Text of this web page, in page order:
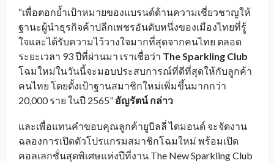
“เพื่อตอกย้ำเป้าหมายของแบรนด์ด้านความเชี่ยวชาญให้
ฐานะผู้นำธุรกิจค้าปลีกเพชรอันดับหนึ่งของเมืองไทยที่รู้
ใจและได้รับความไว้วางใจมากที่สุดจากคนไทย ตลอด
ระยะเวลา 93 ปีที่ผ่านมา เราเชื่อว่า The Sparkling Club
โฉมใหม่ในวันนี้จะมอบประสบการณ์ที่ดีที่สุดให้กับลูกค้า
คนไทย โดยตั้งเป้าฐานสมาชิกใหม่เพิ่มขึ้นมากกว่า
20,000 ราย ในปี 2565” อัญรัตน์ กล่าว
และเพื่อแทนคำขอบคุณลูกค้ายูบิลลี่ ไดมอนด์ จะจัดงาน
ฉลองการเปิดตัวโปรแกรมสมาชิกโฉมใหม่ พร้อมเปิด
คอลเลกชั่นสุดพิเศษแห่งปีที่งาน The New Sparkling Club